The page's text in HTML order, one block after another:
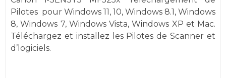
Pilotes pour Windows 11, 10, Windows 8.1, Windows
8, Windows 7, WindowsVista,Windows XP et Mac.
Téléchargez et installez les Pilotes de Scanner et
d’logiciels.